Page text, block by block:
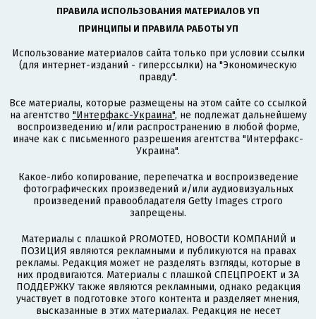
ПРАВИЛА ИСПОЛЬЗОВАНИЯ МАТЕРИАЛОВ УП
ПРИНЦИПЫ И ПРАВИЛА РАБОТЫ УП
Использование материалов сайта только при условии ссылки
(для интернет-изданий - гиперссылки) на "Экономическую
правду".
Все материалы, которые размещены на этом сайте со ссылкой
на агентство "Интерфакс-Украина", не подлежат дальнейшему
воспроизведению и/или распространению в любой форме,
иначе как с письменного разрешения агентства "Интерфакс-
Украина".
Какое-либо копирование, перепечатка и воспроизведение
фотографических произведений и/или аудиовизуальных
произведений правообладателя Getty Images строго
запрещены.
Материалы с плашкой PROMOTED, НОВОСТИ КОМПАНИЙ и
ПОЗИЦИЯ являются рекламными и публикуются на правах
рекламы. Редакция может не разделять взгляды, которые в
них продвигаются. Материалы с плашкой СПЕЦПРОЕКТ и ЗА
ПОДДЕРЖКУ также являются рекламными, однако редакция
участвует в подготовке этого контента и разделяет мнения,
высказанные в этих материалах. Редакция не несет